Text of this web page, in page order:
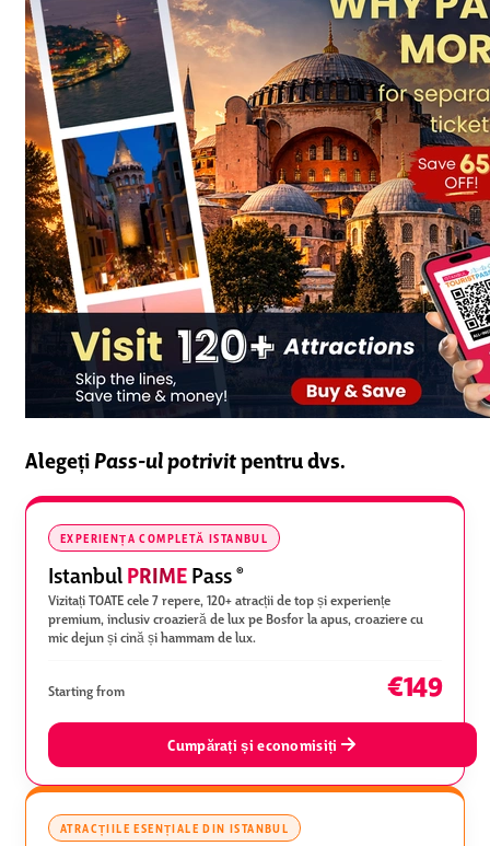
AlegețiPass-ul potrivitpentru dvs.
EXPERIENȚA COMPLETĂ ISTANBUL
IstanbulPRIMEPass ®
Vizitați TOATE cele 7 repere, 120+ atracții de top și experiențe
premium, inclusiv croazieră de lux pe Bosfor la apus, croaziere cu
mic dejun și cină și hammam de lux.
Starting from €149
Cumpărați și economisiți
ATRACȚIILE ESENȚIALE DIN ISTANBUL